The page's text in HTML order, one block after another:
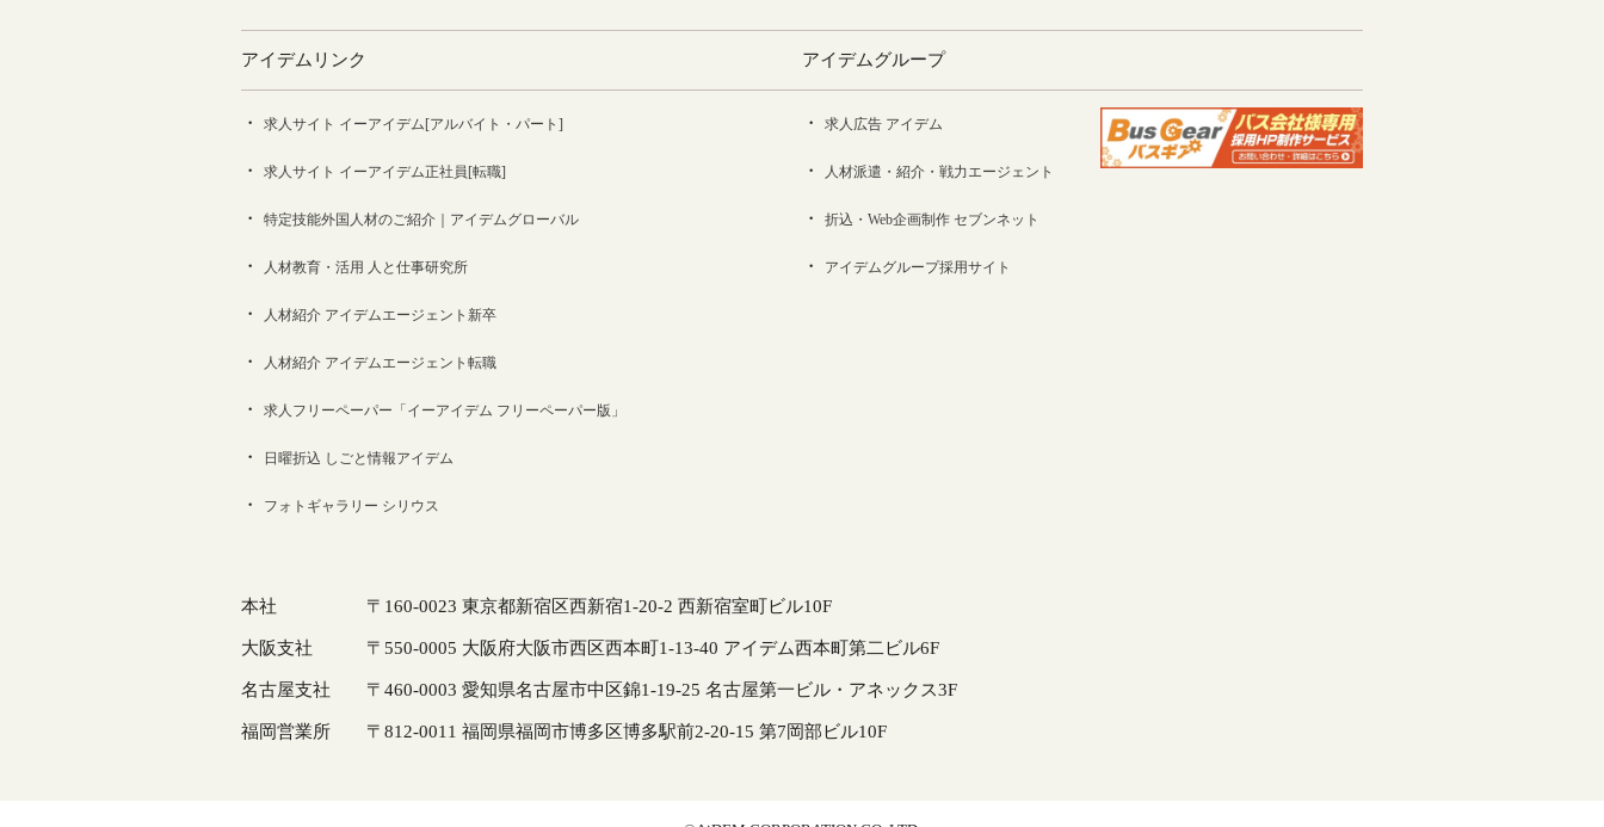
アイデムリンク
求人サイト イーアイデム[アルバイト・パート]
求人サイト イーアイデム正社員[転職]
特定技能外国人材のご紹介｜アイデムグローバル
人材教育・活用 人と仕事研究所
人材紹介 アイデムエージェント新卒
人材紹介 アイデムエージェント転職
求人フリーペーパー「イーアイデム フリーペーパー版」
日曜折込 しごと情報アイデム
フォトギャラリー シリウス
アイデムグループ
求人広告 アイデム
人材派遣・紹介・戦力エージェント
折込・Web企画制作 セブンネット
アイデムグループ採用サイト
本社 〒160-0023 東京都新宿区西新宿1-20-2 西新宿室町ビル10F
大阪支社 〒550-0005 大阪府大阪市西区西本町1-13-40 アイデム西本町第二ビル6F
名古屋支社 〒460-0003 愛知県名古屋市中区錦1-19-25 名古屋第一ビル・アネックス3F
福岡営業所 〒812-0011 福岡県福岡市博多区博多駅前2-20-15 第7岡部ビル10F